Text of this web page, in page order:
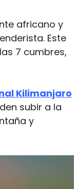
africano y
Este
7 cumbres,
Kilimanjaro
subir a la
y